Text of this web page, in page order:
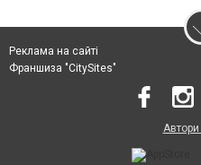
Реклама на сайті
Франшиза "CitySites"
Автори